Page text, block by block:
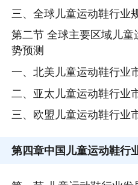
三、全球儿童运动鞋行业
第二节 全球主要区域儿
势预测
一、北美儿童运动鞋行业
二、亚太儿童运动鞋行业
三、欧盟儿童运动鞋行业
第四章中国儿童运动鞋行